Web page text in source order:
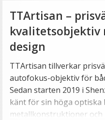
TTArtisan –
kvalitetsobjektiv
design
TTArtisan tillverkar
autofokus-objektiv för
Sedan starten 2019 i
känt för sin höga optiska
metallkonstruktioner